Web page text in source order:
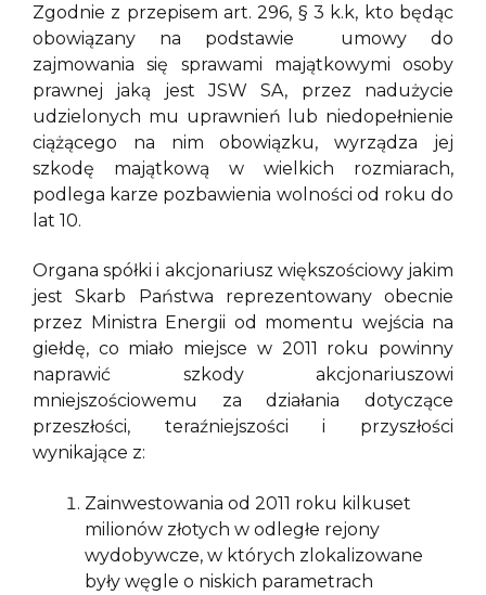
Zgodnie z przepisem art. 296, § 3 k.k, kto będąc
obowiązany na podstawie umowy do
zajmowania się sprawami majątkowymi osoby
prawnej jaką jest JSW SA, przez nadużycie
udzielonych mu uprawnień lub niedopełnienie
ciążącego na nim obowiązku, wyrządza jej
szkodę majątkową w wielkich rozmiarach,
podlega karze pozbawienia wolności od roku do
lat 10.
Organa spółki i akcjonariusz większościowy jakim
jest Skarb Państwa reprezentowany obecnie
przez Ministra Energii od momentu wejścia na
giełdę, co miało miejsce w 2011 roku powinny
naprawić szkody akcjonariuszowi
mniejszościowemu za działania dotyczące
przeszłości, teraźniejszości i przyszłości
wynikające z:
Zainwestowania od 2011 roku kilkuset
milionów złotych w odległe rejony
wydobywcze, w których zlokalizowane
były węgle o niskich parametrach